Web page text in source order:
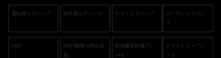
運転席エアバッグ 助手席エアバッグ サイドエアバッグ
カーテンエアバッ
グ
ABS
ESC(横滑り防止装
置)
衝突被害軽減ブレ
ーキ
ナイトビューアシ
スト